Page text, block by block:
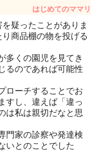
はじめてのママリ
疑ったことがありま
商品棚の物を投げる
多くの園児を見てき
るのであれば可能性
ローチすることでお
すし、違えば「違っ
は私は親切だなと思
門家の診察や発達検
いとのことでした